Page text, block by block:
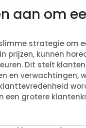
aan om
strategie om
prijzen, kunnen
Dit stelt
en verwachtingen,
grotere